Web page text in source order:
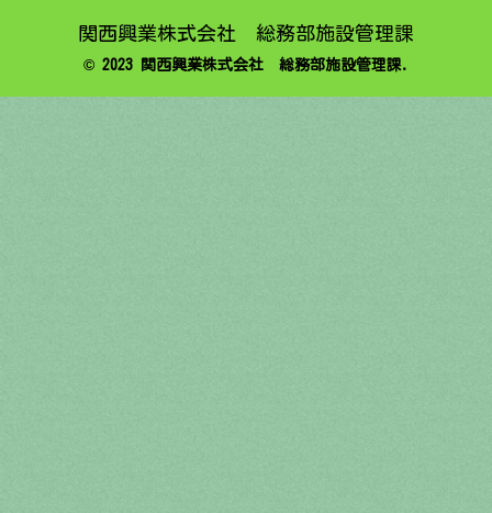
関西興業株式会社 総務部施設管理課
© 2023 関西興業株式会社 総務部施設管理課.